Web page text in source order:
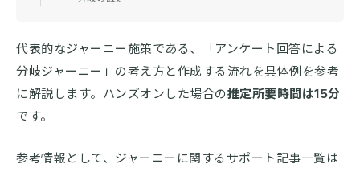
代表的なジャーニー施策である、「アンケート回答による
分岐ジャーニー」の考え方と作成する流れを具体例を参考
に解説します。ハンズオンした場合の推定所要時間は15分
です。
参考情報として、ジャーニーに関するサポート記事一覧は